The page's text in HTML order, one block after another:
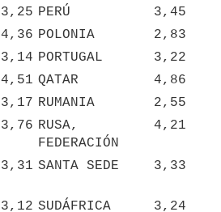
3,25 PERÚ
3,45
4,36 POLONIA
2,83
3,14 PORTUGAL
3,22
4,51 QATAR
4,86
3,17 RUMANIA
2,55
3,76 RUSA,
FEDERACIÓN
4,21
3,31 SANTA SEDE 3,33
3,12 SUDÁFRICA
3,24